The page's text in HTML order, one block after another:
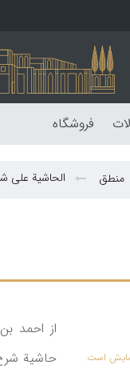
فروشگاه
منطق الحاشیة علی
است.
از احمد
حاشیة